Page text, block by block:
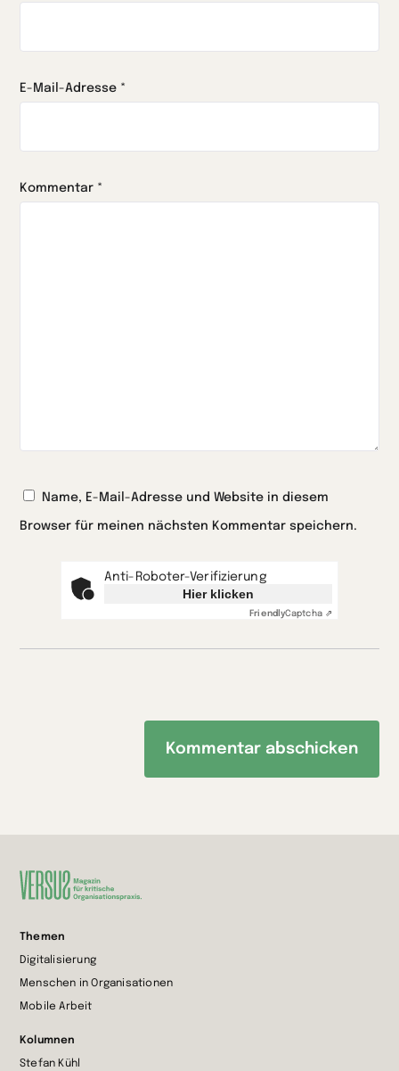
E-Mail-Adresse *
Kommentar *
Name, E-Mail-Adresse und Website in diesem
Browser für meinen nächsten Kommentar speichern.
Anti-Roboter-Verifizierung
Hier klicken
FriendlyCaptcha ⇗
Startseite
wechseln
Themen
Digitalisierung
Menschen in Organisationen
Mobile Arbeit
Kolumnen
Stefan Kühl